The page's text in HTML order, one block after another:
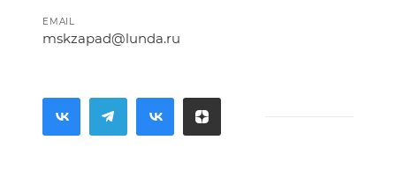
EMAIL
mskzapad@lunda.ru